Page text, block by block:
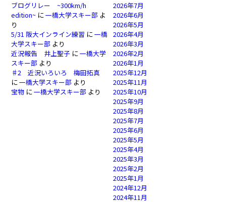
ブログリレー ~300km/h
edition~ に一橋大学スキー部 よ
り
5/31 阪大インライン練習 に一橋
大学スキー部 より
近況報告 井上聖子 に一橋大学
スキー部 より
♯2 近況いろいろ 梅田拓真
に一橋大学スキー部 より
宝物 に一橋大学スキー部 より
2026年7月
2026年6月
2026年5月
2026年4月
2026年3月
2026年2月
2026年1月
2025年12月
2025年11月
2025年10月
2025年9月
2025年8月
2025年7月
2025年6月
2025年5月
2025年4月
2025年3月
2025年2月
2025年1月
2024年12月
2024年11月